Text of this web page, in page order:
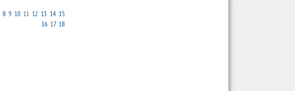
8 9 1011 12 13 14 15
16 17 18